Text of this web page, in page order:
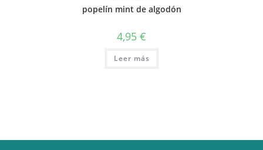
popelín mint de algodón
4,95 €
Leer más